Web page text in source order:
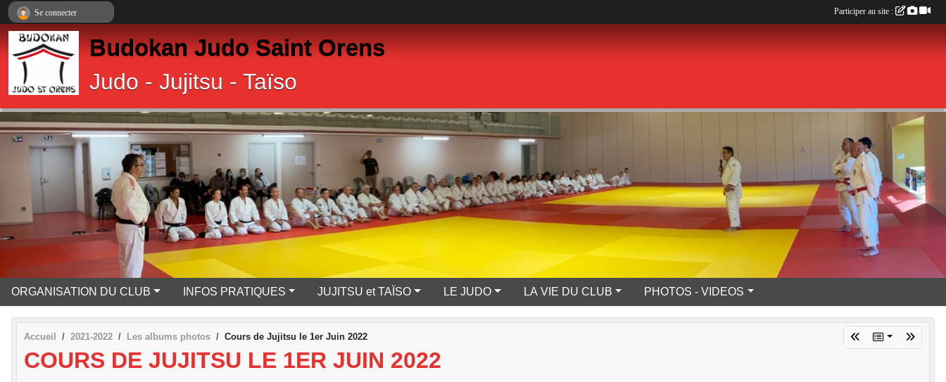
Budokan Judo Saint Orens
Judo - Jujitsu - Taïso
ORGANISATION DU CLUB INFOS PRATIQUES JUJITSU et TAÏSO LE JUDO LA VIE DU CLUB PHOTOS - VIDEOS
Accueil 2021-2022 Les albums photos Cours de Jujitsu le 1er Juin 2022
COURS DE JUJITSU LE 1ER JUIN 2022
Se connecter Participer au site :
Panneau de gestion des cookies